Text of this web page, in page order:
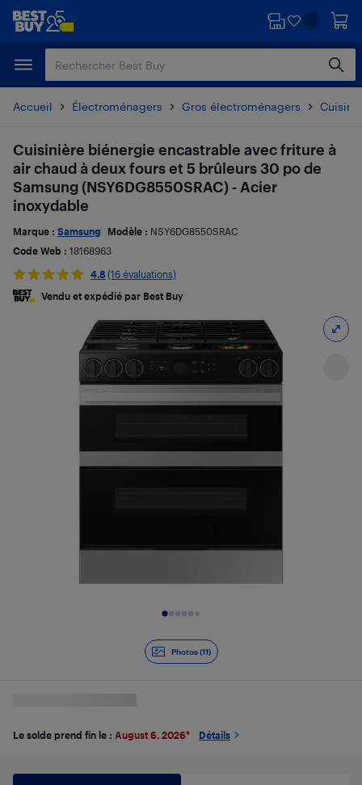
Passer
principal
Passer
Accueil Électroménagers Gros électroménagers
Photos (11)
Cuisinière biénergie encastrable avec friture à
air chaud à deux fours et 5 brûleurs 30 po de
Samsung (NSY6DG8550SRAC) - Acier
inoxydable
Marque : Samsung Modèle : NSY6DG8550SRAC
Code Web : 18168963
4.8 (16 évaluations)
Vendu et expédié par Best Buy
Le solde prend fin le : August 6, 2026* Détails